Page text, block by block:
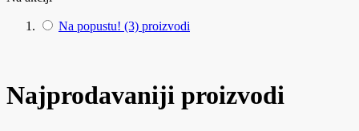
Na popustu! (3) proizvodi
Najprodavaniji proizvodi